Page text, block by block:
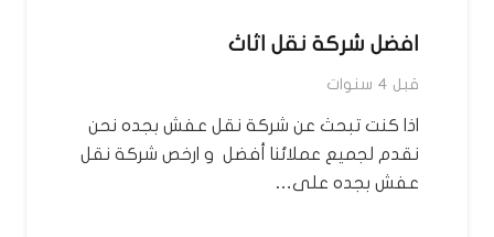
افضل شركة نقل اثاث
قبل 4 سنوات
اذا كنت تبحث عن شركة نقل عفش بجده نحن
نقدم لجميع عملائنا أفضل و ارخص شركة نقل
عفش بجده على…